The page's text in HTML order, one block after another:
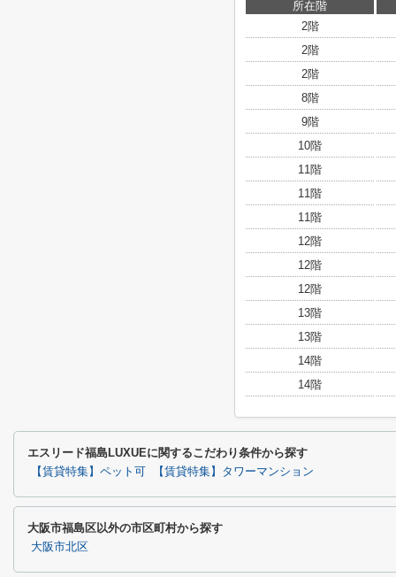
所在階
2階
2階
2階
8階
9階
10階
11階
11階
11階
12階
12階
12階
13階
13階
14階
14階
エスリード福島LUXUEに関するこだわり条件から探す
【賃貸特集】ペット可 【賃貸特集】タワーマンション
大阪市福島区以外の市区町村から探す
大阪市北区